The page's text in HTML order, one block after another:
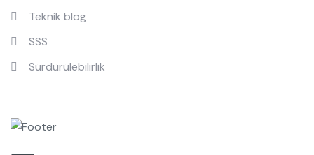
Teknik blog
SSS
Sürdürülebilirlik